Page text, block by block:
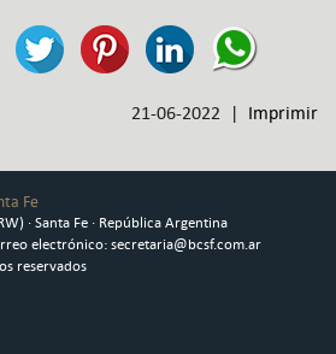
21-06-2022 | Imprimir
Fe
· Santa Fe · República Argentina
electrónico: secretaria@bcsf.com.ar
reservados